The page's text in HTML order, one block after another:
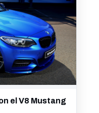
el V8 Mustang